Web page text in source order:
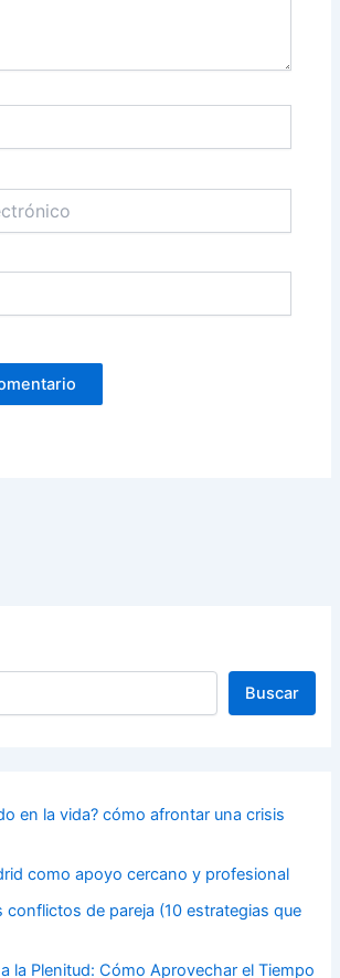
Buscar
en la vida? cómo afrontar una crisis
como apoyo cercano y profesional
conflictos de pareja (10 estrategias que
la Plenitud: Cómo Aprovechar el Tiempo